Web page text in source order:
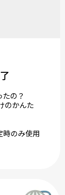
の？
のかんた
のみ使用